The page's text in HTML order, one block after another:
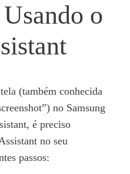
o
(também conhecida
no Samsung
é preciso
no seu
passos: